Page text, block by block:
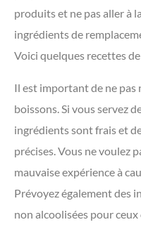
produits et ne pas aller à
ingrédients de
Voici quelques recettes
Il est important de ne pas
boissons. Si vous servez
ingrédients sont frais et
précises. Vous ne voulez
mauvaise expérience à
Prévoyez également des
non alcoolisées pour